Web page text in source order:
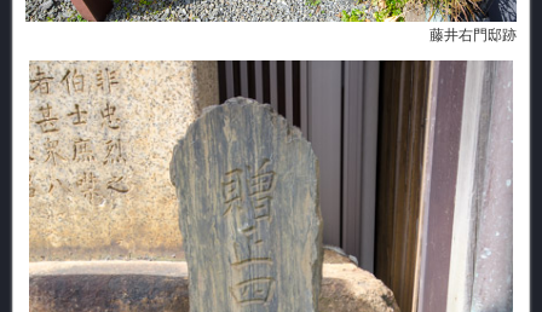
藤井右門邸跡